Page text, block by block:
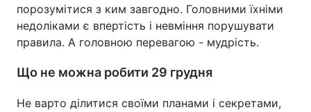
порозумітися з ким завгодно. Головними їхніми
недоліками є впертість і невміння порушувати
правила. А головною перевагою - мудрість.
Що не можна робити 29 грудня
Не варто ділитися своїми планами і секретами,